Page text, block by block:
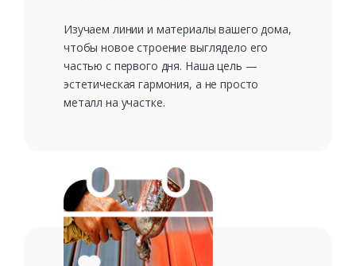
Изучаем линии и материалы вашего дома,
чтобы новое строение выглядело его
частью с первого дня. Наша цель —
эстетическая гармония, а не просто
металл на участке.